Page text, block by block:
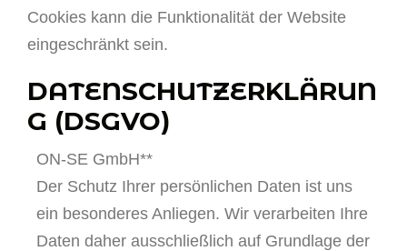
Cookies kann die Funktionalität der Website
eingeschränkt sein.
DATENSCHUTZERKLÄRUN
G (DSGVO)
ON-SE GmbH**
Der Schutz Ihrer persönlichen Daten ist uns
ein besonderes Anliegen. Wir verarbeiten Ihre
Daten daher ausschließlich auf Grundlage der